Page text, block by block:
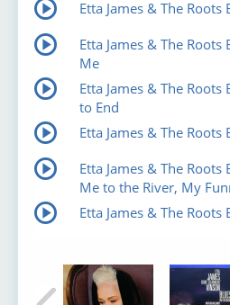
Etta James & The
Etta James & The
Me
Etta James & The
to End
Etta James & The
Etta James & The
Me to the River, My
Etta James & The